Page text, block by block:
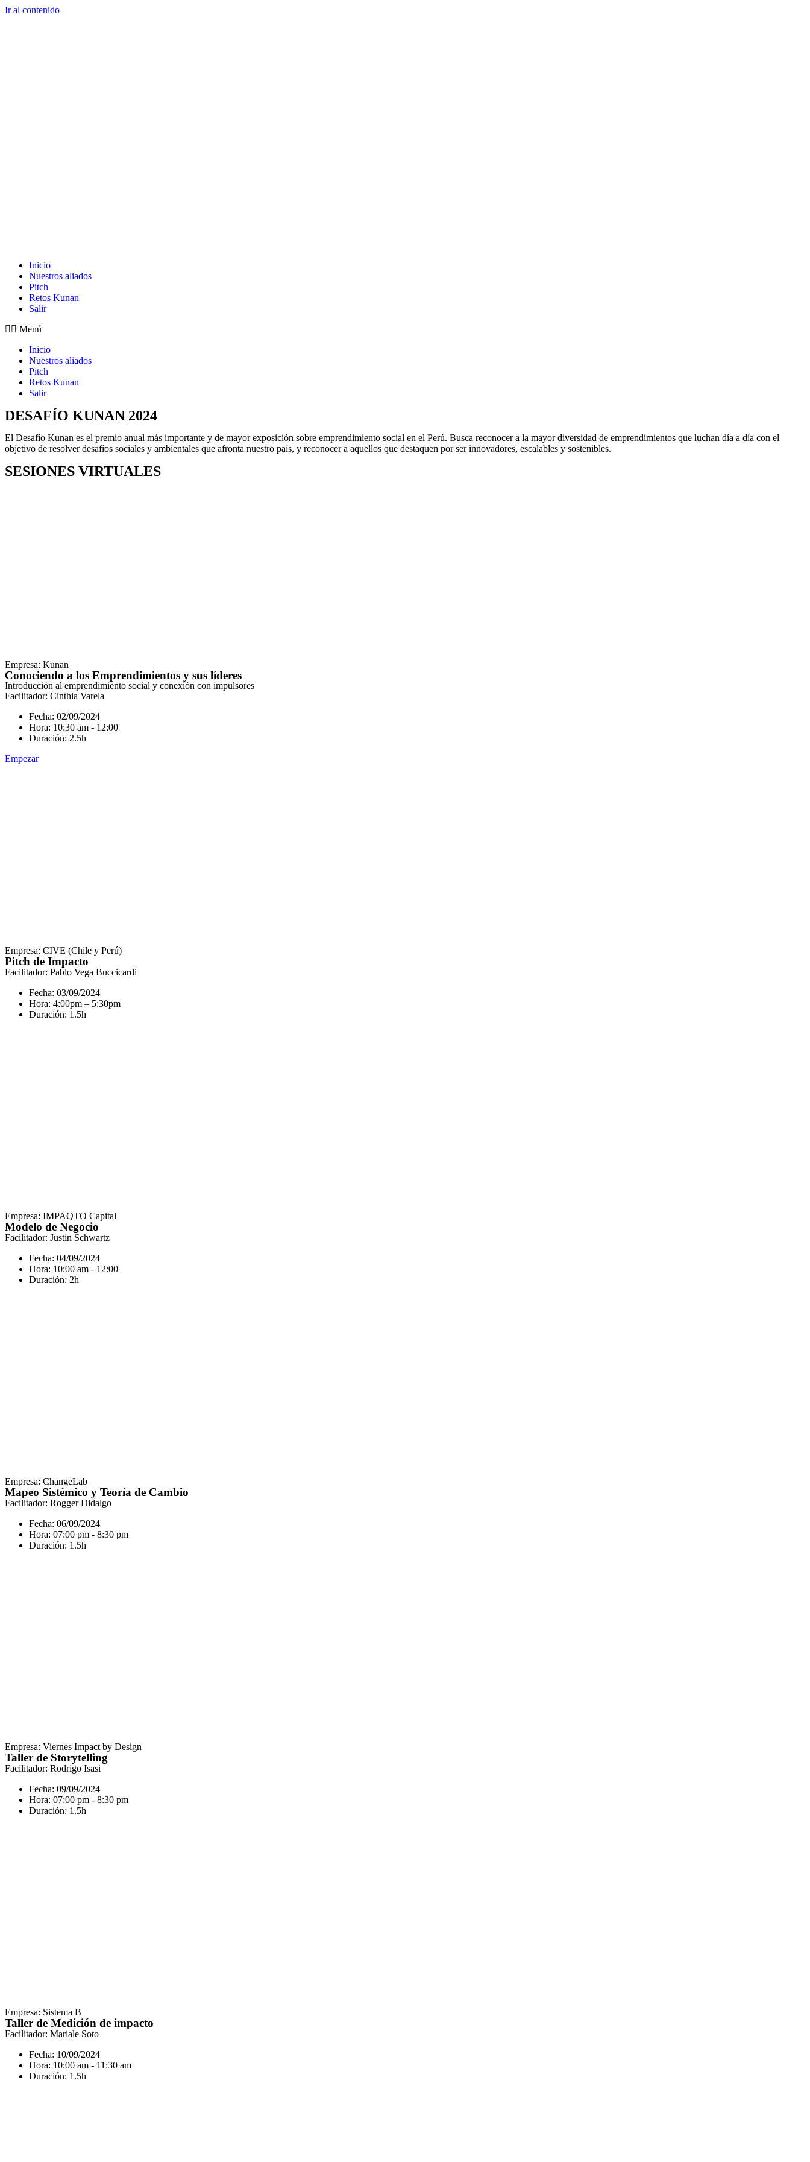
Ir al contenido
Inicio
Nuestros aliados
Pitch
Retos Kunan
Salir
Menú
Inicio
Nuestros aliados
Pitch
Retos Kunan
Salir
DESAFÍO KUNAN 2024
El Desafío Kunan es el premio anual más importante y de mayor exposición sobre emprendimiento social en el Perú. Busca reconocer a la mayor diversidad de emprendimientos que luchan día a día con el
objetivo de resolver desafíos sociales y ambientales que afronta nuestro país, y reconocer a aquellos que destaquen por ser innovadores, escalables y sostenibles.
SESIONES VIRTUALES
Empresa: Kunan
Conociendo a los Emprendimientos y sus líderes
Introducción al emprendimiento social y conexión con impulsores
Facilitador: Cinthia Varela
Fecha: 02/09/2024
Hora: 10:30 am - 12:00
Duración: 2.5h
Empezar
Empresa: CIVE (Chile y Perú)
Pitch de Impacto
Facilitador: Pablo Vega Buccicardi
Fecha: 03/09/2024
Hora: 4:00pm – 5:30pm
Duración: 1.5h
Empresa: IMPAQTO Capital
Modelo de Negocio
Facilitador: Justin Schwartz
Fecha: 04/09/2024
Hora: 10:00 am - 12:00
Duración: 2h
Empresa: ChangeLab
Mapeo Sistémico y Teoría de Cambio
Facilitador: Rogger Hidalgo
Fecha: 06/09/2024
Hora: 07:00 pm - 8:30 pm
Duración: 1.5h
Empresa: Viernes Impact by Design
Taller de Storytelling
Facilitador: Rodrigo Isasi
Fecha: 09/09/2024
Hora: 07:00 pm - 8:30 pm
Duración: 1.5h
Empresa: Sistema B
Taller de Medición de impacto
Facilitador: Mariale Soto
Fecha: 10/09/2024
Hora: 10:00 am - 11:30 am
Duración: 1.5h